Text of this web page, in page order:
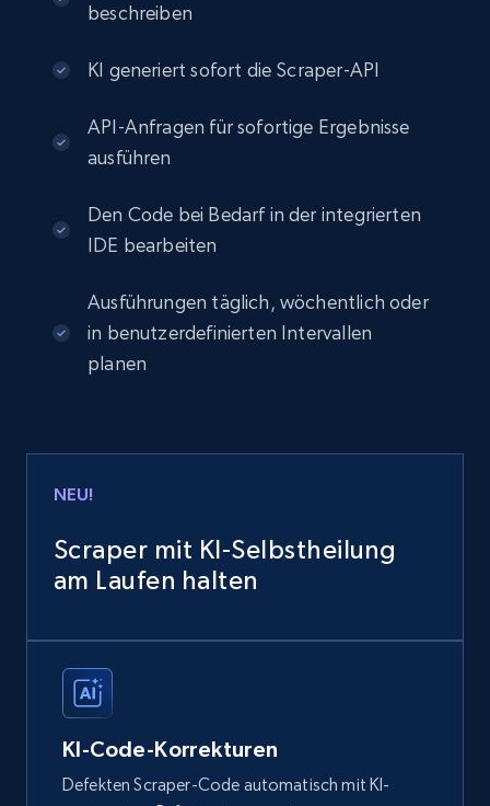
beschreiben
KI generiert sofort die Scraper-API
API-Anfragen für sofortige Ergebnisse
ausführen
Den Code bei Bedarf in der integrierten
IDE bearbeiten
Ausführungen täglich, wöchentlich oder
in benutzerdefinierten Intervallen
planen
NEU!
Scraper mit KI-Selbstheilung
am Laufen halten
KI-Code-Korrekturen
Defekten Scraper-Code automatisch mit KI-